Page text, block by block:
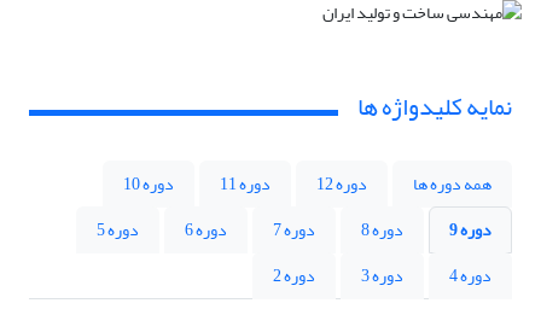
نمایه کلیدواژه ها
همه دوره ها دوره 12 دوره 11
دوره 10
دوره 9
دوره 8 دوره 7 دوره 6
دوره 5
دوره 4
دوره 3
دوره 2